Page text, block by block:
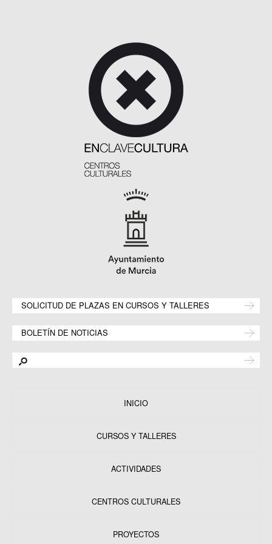
SOLICITUD DE PLAZAS EN CURSOS Y TALLERES
BOLETÍN DE NOTICIAS
INICIO
CURSOS Y TALLERES
ACTIVIDADES
CENTROS CULTURALES
PROYECTOS